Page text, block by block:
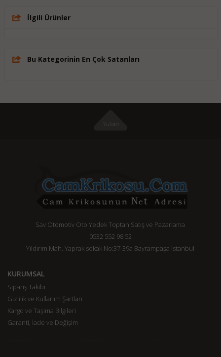
İlgili Ürünler
Bu Kategorinin En Çok Satanları
Sav Otomotiv Oto Yedek Toptan Satış ve Pazarlama
0532 552 98 52
Yıldırım Mah. Yaprak sokak No:37-39a Bayrampaşa İstanbul
KURUMSAL
Sipariş Takibi
Gizlilik ve Kullanım Şartları
Kargo ve Taşıma Bilgileri
Garanti, İade ve Değişim